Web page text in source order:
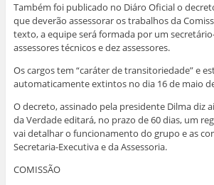
Também foi publicado no Diáro Oficial o
que deverão assessorar os trabalhos da
texto, a equipe será formada por um
assessores técnicos e dez assessores.
Os cargos tem “caráter de transitoriedade” e
automaticamente extintos no dia 16 de maio
O decreto, assinado pela presidente Dilma diz
da Verdade editará, no prazo de 60 dias, um
vai detalhar o funcionamento do grupo e as
Secretaria-Executiva e da Assessoria.
COMISSÃO